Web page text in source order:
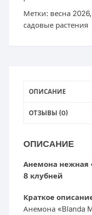
Метки: весна 2026,
садовые растения
ОПИСАНИЕ
ОТЗЫВЫ (0)
ОПИСАНИЕ
Анемона нежная
8 клубней
Краткое
Анемона «Blanda